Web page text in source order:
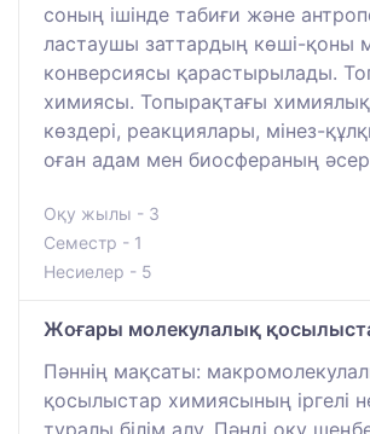
соның ішінде табиғи және
ластаушы заттардың көші-қоны
конверсиясы қарастырылады.
химиясы. Топырақтағы
көздері, реакциялары, мінез-
оған адам мен биосфераның
Оқу жылы - 3
Семестр - 1
Несиелер - 5
Жоғары молекулалық
Пәннің мақсаты:
қосылыстар химиясының іргелі
туралы білім алу. Пәнді оқу